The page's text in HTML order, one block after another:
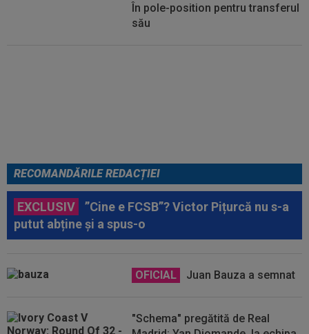
În pole-position pentru transferul
său
RECOMANDĂRILE REDACȚIEI
EXCLUSIV
”Cine e FCSB”? Victor Pițurcă nu s-a
putut abține și a spus-o
OFICIAL Juan Bauza a semnat
"Schema" pregătită de Real